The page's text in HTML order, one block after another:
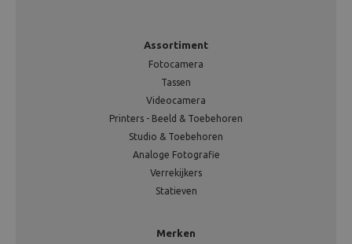
Assortiment
Fotocamera
Tassen
Videocamera
Printers - Beeld & Toebehoren
Studio & Toebehoren
Analoge Fotografie
Verrekijkers
Statieven
Merken